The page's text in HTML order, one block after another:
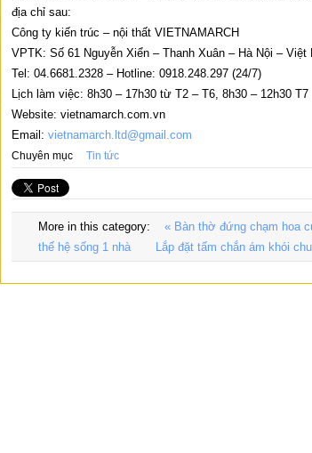
địa chỉ sau:
Công ty kiến trúc – nội thất VIETNAMARCH
VPTK: Số 61 Nguyễn Xiển – Thanh Xuân – Hà Nội – Việt
Tel: 04.6681.2328 – Hotline: 0918.248.297 (24/7)
Lịch làm việc: 8h30 – 17h30 từ T2 – T6, 8h30 – 12h30 T7
Website: vietnamarch.com.vn
Email: vietnamarch.ltd@gmail.com
Chuyên mục Tin tức
More in this category:
« Bàn thờ đứng chạm hoa
thế hệ sống 1 nhà
Lắp đặt tấm chắn ám khói